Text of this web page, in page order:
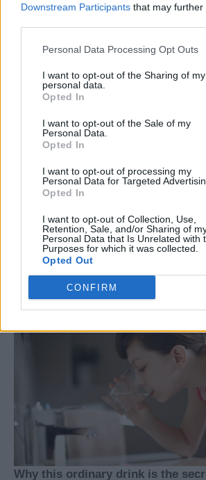
Downstream Participants that may
Personal Data Processing Opt Outs
I want to opt-out of the Sharing of my
personal data.
Opted In
I want to opt-out of the Sale of my
Personal Data.
Opted In
I want to opt-out of processing my
Personal Data for Targeted
Opted In
I want to opt-out of Collection, Use,
Retention, Sale, and/or Sharing of
Personal Data that Is Unrelated with
Purposes for which it was collected.
Opted Out
CONFIRM